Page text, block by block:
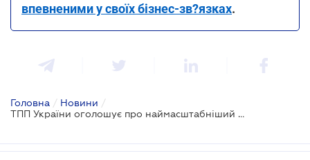
впевненими у своїх бізнес-зв?язках.
Головна / Новини /
ТПП України оголошує про наймасштабніший проєкт року з підтримки бізнесу